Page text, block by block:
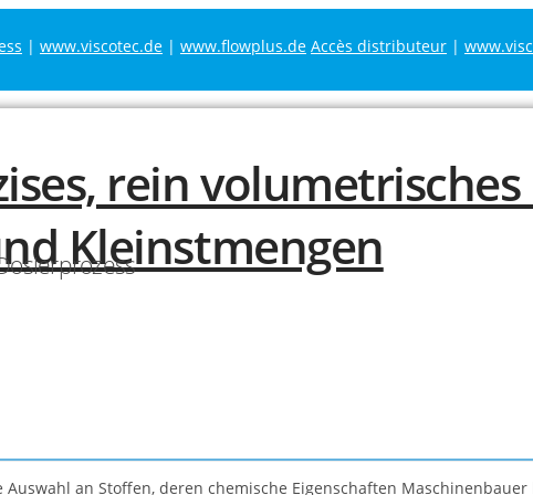
| www.viscotec.de | www.flowplus.de Accès distributeur |
Auswahl an Stoffen, deren chemische Eigenschaften